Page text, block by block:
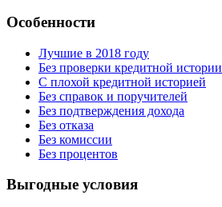
Особенности
Лучшие в 2018 году
Без проверки кредитной истории
С плохой кредитной историей
Без справок и поручителей
Без подтверждения дохода
Без отказа
Без комиссии
Без процентов
Выгодные условия